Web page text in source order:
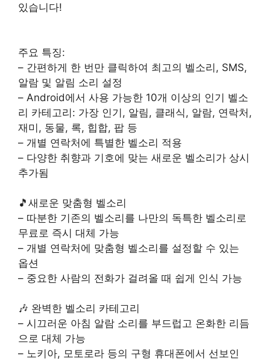
있습니다!
주요 특징:
– 간편하게 한 번만 클릭하여 최고의 벨소리, SMS,
알람 및 알림 소리 설정
– Android에서 사용 가능한 10개 이상의 인기 벨소
리 카테고리: 가장 인기, 알림, 클래식, 알람, 연락처,
재미, 동물, 록, 힙합, 팝 등
– 개별 연락처에 특별한 벨소리 적용
– 다양한 취향과 기호에 맞는 새로운 벨소리가 상시
추가됨
🎵새로운 맞춤형 벨소리
– 따분한 기존의 벨소리를 나만의 독특한 벨소리로
무료로 즉시 대체 가능
– 개별 연락처에 맞춤형 벨소리를 설정할 수 있는
옵션
– 중요한 사람의 전화가 걸려올 때 쉽게 인식 가능
🎶 완벽한 벨소리 카테고리
– 시끄러운 아침 알람 소리를 부드럽고 온화한 리듬
으로 대체 가능
– 노키아, 모토로라 등의 구형 휴대폰에서 선보인